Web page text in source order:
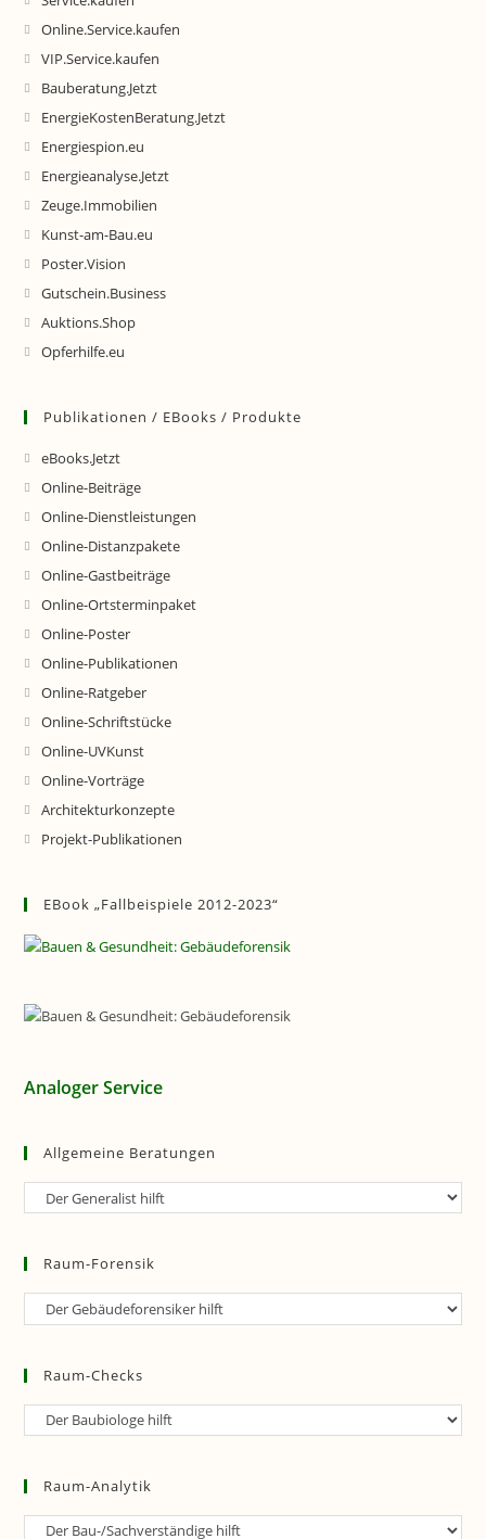
Online.Service.kaufen
VIP.Service.kaufen
Bauberatung.Jetzt
EnergieKostenBeratung.Jetzt
Energiespion.eu
Energieanalyse.Jetzt
Zeuge.Immobilien
Kunst-am-Bau.eu
Poster.Vision
Gutschein.Business
Auktions.Shop
Opferhilfe.eu
Publikationen / EBooks / Produkte
eBooks.Jetzt
Online-Beiträge
Online-Dienstleistungen
Online-Distanzpakete
Online-Gastbeiträge
Online-Ortsterminpaket
Online-Poster
Online-Publikationen
Online-Ratgeber
Online-Schriftstücke
Online-UVKunst
Online-Vorträge
Architekturkonzepte
Projekt-Publikationen
EBook „Fallbeispiele 2012-2023“
Analoger Service
Allgemeine Beratungen
Allgemeine
Raum-Forensik
Raum-
Raum-Checks
Raum-
Raum-Analytik
Raum-